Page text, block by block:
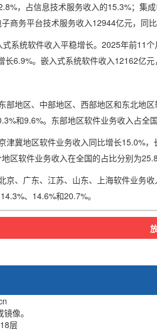
，占信息技术服务收入的15.3%；集
商务平台技术服务收入12944亿元，同比
系统软件收入平稳增长。2025年前11
6.9%。嵌入式系统软件收入12162亿元
部地区、中部地区、西部地区和东北地
和9.6%。东部地区软件业务收入占全国
津冀地区软件业务收入同比增长15.0%
区软件业务收入在全国的占比分别为
京、广东、江苏、山东、上海软件业务
、14.6%和20.7%。
像。
层